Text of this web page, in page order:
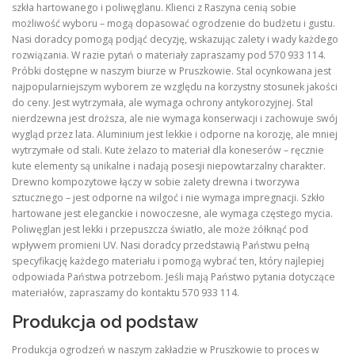
szkła hartowanego i poliwęglanu. Klienci z Raszyna cenią sobie
możliwość wyboru – mogą dopasować ogrodzenie do budżetu i gustu.
Nasi doradcy pomogą podjąć decyzję, wskazując zalety i wady każdego
rozwiązania. W razie pytań o materiały zapraszamy pod 570 933 114.
Próbki dostępne w naszym biurze w Pruszkowie. Stal ocynkowana jest
najpopularniejszym wyborem ze względu na korzystny stosunek jakości
do ceny. Jest wytrzymała, ale wymaga ochrony antykorozyjnej. Stal
nierdzewna jest droższa, ale nie wymaga konserwacji i zachowuje swój
wygląd przez lata. Aluminium jest lekkie i odporne na korozję, ale mniej
wytrzymałe od stali. Kute żelazo to materiał dla koneserów – ręcznie
kute elementy są unikalne i nadają posesji niepowtarzalny charakter.
Drewno kompozytowe łączy w sobie zalety drewna i tworzywa
sztucznego – jest odporne na wilgoć i nie wymaga impregnacji. Szkło
hartowane jest eleganckie i nowoczesne, ale wymaga częstego mycia.
Poliwęglan jest lekki i przepuszcza światło, ale może żółknąć pod
wpływem promieni UV. Nasi doradcy przedstawią Państwu pełną
specyfikację każdego materiału i pomogą wybrać ten, który najlepiej
odpowiada Państwa potrzebom. Jeśli mają Państwo pytania dotyczące
materiałów, zapraszamy do kontaktu 570 933 114.
Produkcja od podstaw
Produkcja ogrodzeń w naszym zakładzie w Pruszkowie to proces w